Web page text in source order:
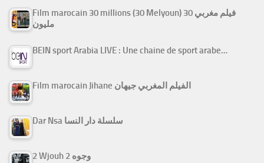
Film marocain 30 millions (30 Melyoun) فيلم مغربي 30
مليون
BEIN sport Arabia LIVE : Une chaine de sport arabe…
Film marocain Jihane الفيلم المغربي جيهان
Dar Nsa سلسلة دار النسا
2 Wjouh 2 وجوه